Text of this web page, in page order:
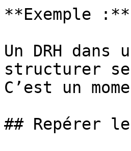
**Exemple :**
Un DRH
structurer
C’est un
## Repérer